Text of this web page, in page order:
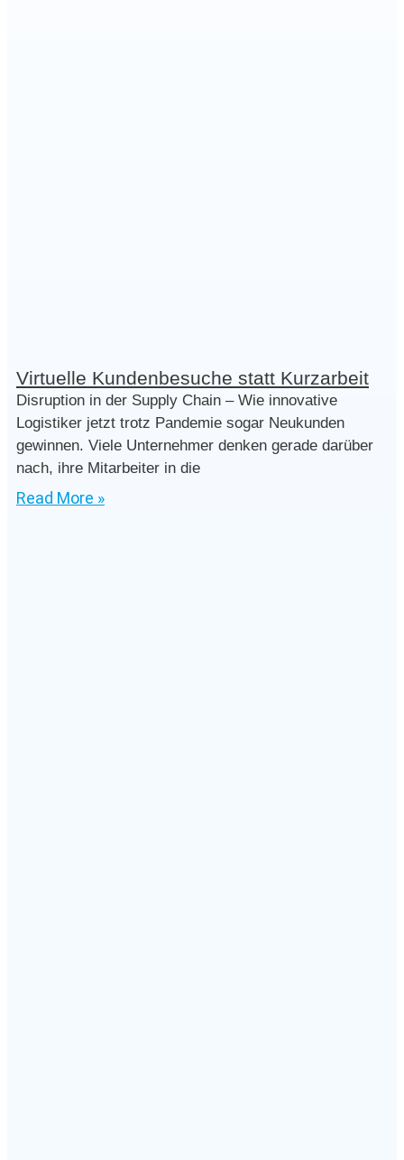
Virtuelle Kundenbesuche statt Kurzarbeit
Disruption in der Supply Chain – Wie innovative
Logistiker jetzt trotz Pandemie sogar Neukunden
gewinnen. Viele Unternehmer denken gerade darüber
nach, ihre Mitarbeiter in die
Read More »